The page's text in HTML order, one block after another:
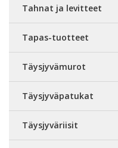
Tahnat ja levitteet
Tapas-tuotteet
Täysjyvämurot
Täysjyväpatukat
Täysjyväriisit